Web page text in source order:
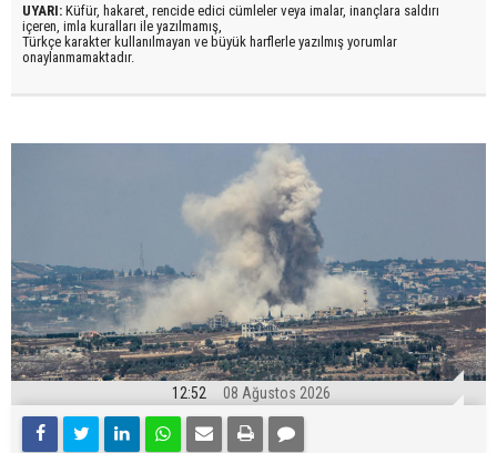
UYARI: Küfür, hakaret, rencide edici cümleler veya imalar, inançlara saldırı
içeren, imla kuralları ile yazılmamış,
Türkçe karakter kullanılmayan ve büyük harflerle yazılmış yorumlar
onaylanmamaktadır.
12:52 08 Ağustos 2026